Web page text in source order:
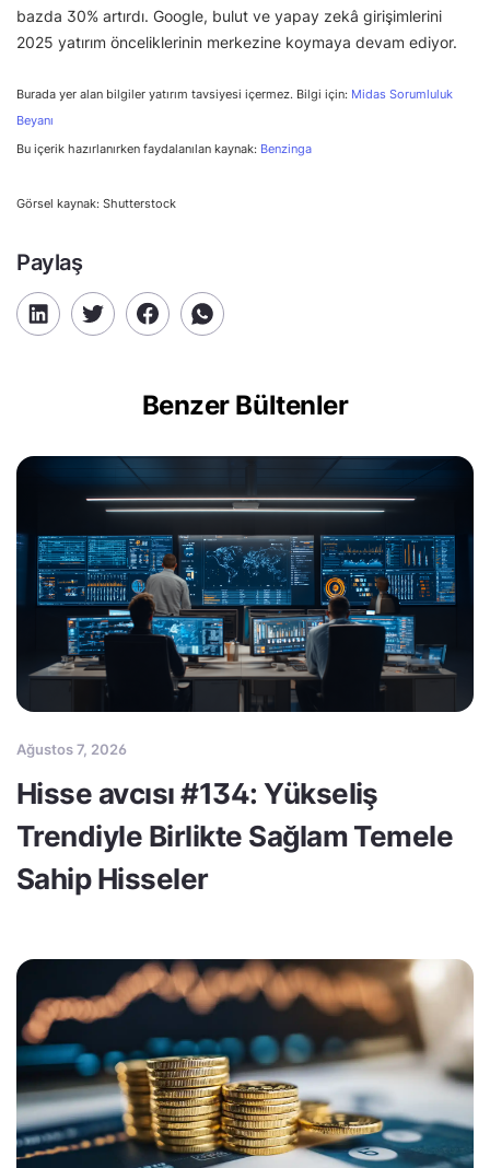
bazda 30% artırdı. Google, bulut ve yapay zekâ girişimlerini
2025 yatırım önceliklerinin merkezine koymaya devam ediyor.
Burada yer alan bilgiler yatırım tavsiyesi içermez. Bilgi için: Midas Sorumluluk
Beyanı
Bu içerik hazırlanırken faydalanılan kaynak: Benzinga
Görsel kaynak: Shutterstock
Paylaş
Benzer Bültenler
Ağustos 7, 2026
Hisse avcısı #134: Yükseliş
Trendiyle Birlikte Sağlam Temele
Sahip Hisseler